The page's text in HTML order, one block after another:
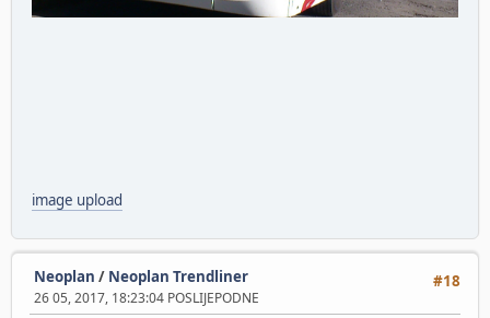
image upload
#18
Neoplan / Neoplan Trendliner
26 05, 2017, 18:23:04 POSLIJEPODNE